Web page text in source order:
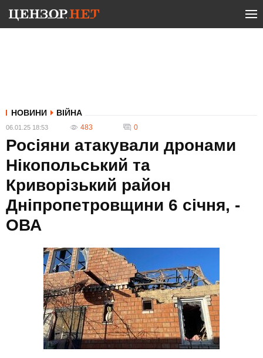
НОВИНИ ВІЙНА
06.01.25 18:53 483 0
Росіяни атакували дронами
Нікопольський та
Криворізький район
Дніпропетровщини 6 січня, -
ОВА